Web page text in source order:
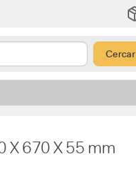
Cercar
X 670 X 55 mm